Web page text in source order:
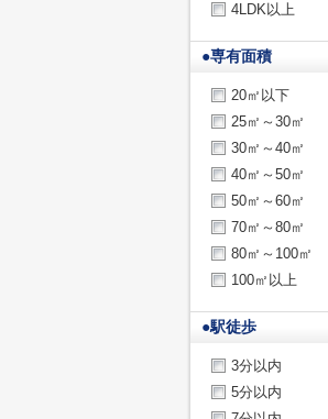
4LDK以上
●専有面積
20㎡以下
25㎡～30㎡
30㎡～40㎡
40㎡～50㎡
50㎡～60㎡
70㎡～80㎡
80㎡～100㎡
100㎡以上
●駅徒歩
3分以内
5分以内